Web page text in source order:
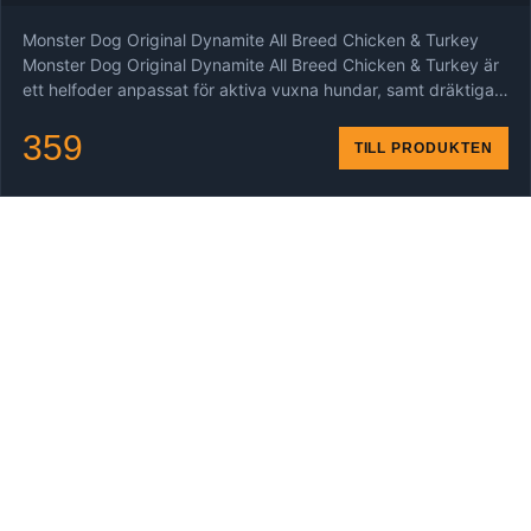
Monster Dog Original Dynamite All Breed Chicken & Turkey
Monster Dog Original Dynamite All Breed Chicken & Turkey är
ett helfoder anpassat för aktiva vuxna hundar, samt dräktiga…
359 TILL PRODUKTEN